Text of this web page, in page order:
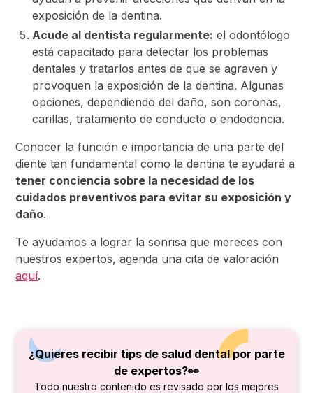
exposición de la dentina.
Acude al dentista regularmente: el odontólogo
está capacitado para detectar los problemas
dentales y tratarlos antes de que se agraven y
provoquen la exposición de la dentina. Algunas
opciones, dependiendo del daño, son coronas,
carillas, tratamiento de conducto o endodoncia.
Conocer la función e importancia de una parte del
diente tan fundamental como la dentina te ayudará a
tener conciencia sobre la necesidad de los
cuidados preventivos para evitar su exposición y
daño.
Te ayudamos a lograr la sonrisa que mereces con
nuestros expertos, agenda una cita de valoración
aquí.
¿Quieres recibir tips de salud dental por parte
de expertos?👀
Todo nuestro contenido es revisado por los mejores